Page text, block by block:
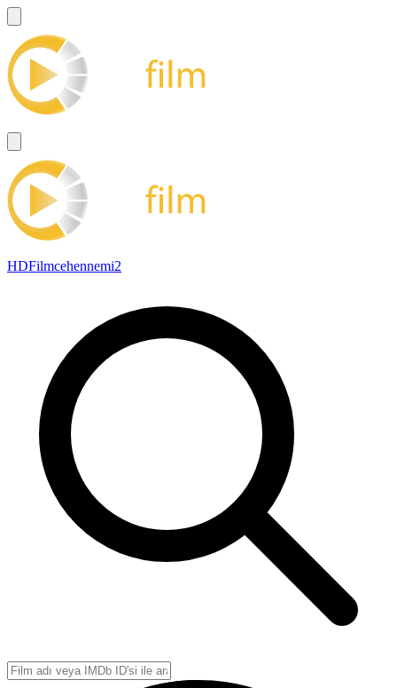
HDFilmcehennemi2